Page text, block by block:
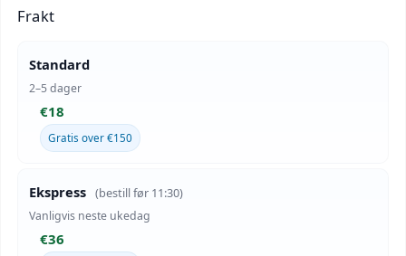
Frakt
Standard
2–5 dager
€18
Gratis over €150
Ekspress (bestill før 11:30)
Vanligvis neste ukedag
€36